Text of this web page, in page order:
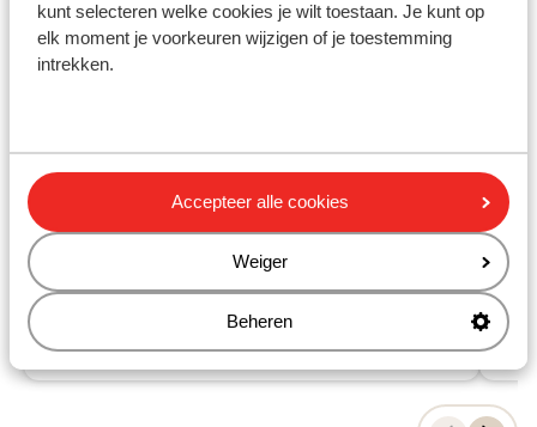
kunt selecteren welke cookies je wilt toestaan. Je kunt op
elk moment je voorkeuren wijzigen of je toestemming
intrekken.
Accepteer alle cookies
Weiger
Beheren
Agia Paraskevi Skiathos Griekenland
Dicht bij het heerlijke strand
Gerund door gastvrije familie
Ma 24 Aug. - Ma 31 Aug.
Logies ontbijt 2pers. € 1.310
Bekijk
Ma